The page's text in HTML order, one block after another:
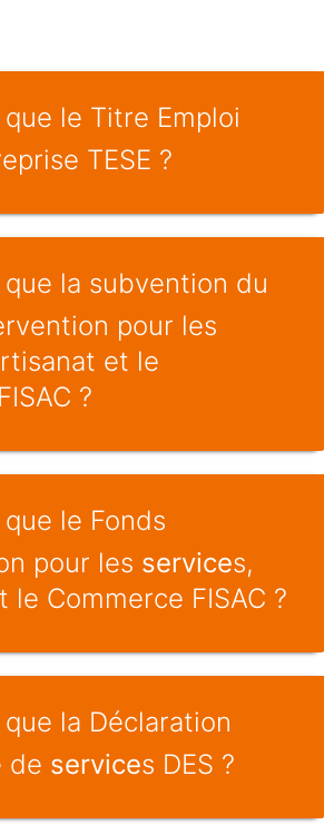
le Titre Emploi
TESE ?
la subvention du
pour les
et le
?
le Fonds
pour les services,
le Commerce FISAC ?
la Déclaration
de services DES ?